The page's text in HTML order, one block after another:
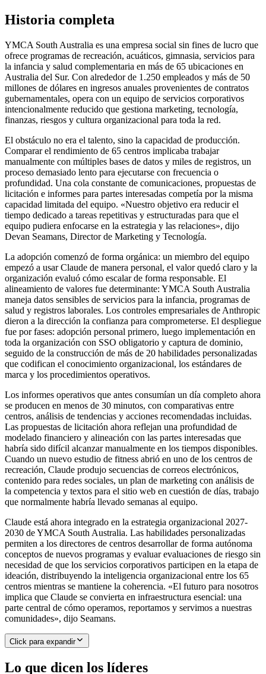
Historia completa
YMCA South Australia es una empresa social sin fines de lucro que
ofrece programas de recreación, acuáticos, gimnasia, servicios para
la infancia y salud complementaria en más de 65 ubicaciones en
Australia del Sur. Con alrededor de 1.250 empleados y más de 50
millones de dólares en ingresos anuales provenientes de contratos
gubernamentales, opera con un equipo de servicios corporativos
intencionalmente reducido que gestiona marketing, tecnología,
finanzas, riesgos y cultura organizacional para toda la red.
El obstáculo no era el talento, sino la capacidad de producción.
Comparar el rendimiento de 65 centros implicaba trabajar
manualmente con múltiples bases de datos y miles de registros, un
proceso demasiado lento para ejecutarse con frecuencia o
profundidad. Una cola constante de comunicaciones, propuestas de
licitación e informes para partes interesadas competía por la misma
capacidad limitada del equipo. «Nuestro objetivo era reducir el
tiempo dedicado a tareas repetitivas y estructuradas para que el
equipo pudiera enfocarse en la estrategia y las relaciones», dijo
Devan Seamans, Director de Marketing y Tecnología.
La adopción comenzó de forma orgánica: un miembro del equipo
empezó a usar Claude de manera personal, el valor quedó claro y la
organización evaluó cómo escalar de forma responsable. El
alineamiento de valores fue determinante: YMCA South Australia
maneja datos sensibles de servicios para la infancia, programas de
salud y registros laborales. Los controles empresariales de Anthropic
dieron a la dirección la confianza para comprometerse. El despliegue
fue por fases: adopción personal primero, luego implementación en
toda la organización con SSO obligatorio y captura de dominio,
seguido de la construcción de más de 20 habilidades personalizadas
que codifican el conocimiento organizacional, los estándares de
marca y los procedimientos operativos.
Los informes operativos que antes consumían un día completo ahora
se producen en menos de 30 minutos, con comparativas entre
centros, análisis de tendencias y acciones recomendadas incluidas.
Las propuestas de licitación ahora reflejan una profundidad de
modelado financiero y alineación con las partes interesadas que
habría sido difícil alcanzar manualmente en los tiempos disponibles.
Cuando un nuevo estudio de fitness abrió en uno de los centros de
recreación, Claude produjo secuencias de correos electrónicos,
contenido para redes sociales, un plan de marketing con análisis de
la competencia y textos para el sitio web en cuestión de días, trabajo
que normalmente habría llevado semanas al equipo.
Claude está ahora integrado en la estrategia organizacional 2027-
2030 de YMCA South Australia. Las habilidades personalizadas
permiten a los directores de centros desarrollar de forma autónoma
conceptos de nuevos programas y evaluar evaluaciones de riesgo sin
necesidad de que los servicios corporativos participen en la etapa de
ideación, distribuyendo la inteligencia organizacional entre los 65
centros mientras se mantiene la coherencia. «El futuro para nosotros
implica que Claude se convierta en infraestructura esencial: una
parte central de cómo operamos, reportamos y servimos a nuestras
comunidades», dijo Seamans.
Click para expandir
Lo que dicen los líderes